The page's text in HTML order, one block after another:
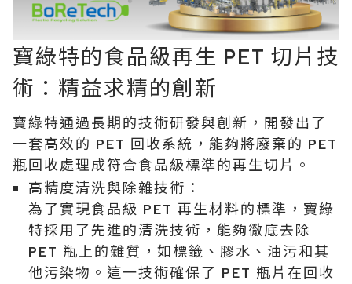
寶綠特的食品級再生 PET 切片技
術：精益求精的創新
寶綠特通過長期的技術研發與創新，開發出了
一套高效的 PET 回收系統，能夠將廢棄的 PET
瓶回收處理成符合食品級標準的再生切片。
高精度清洗與除雜技術：
為了實現食品級 PET 再生材料的標準，寶綠
特採用了先進的清洗技術，能夠徹底去除
PET 瓶上的雜質，如標籤、膠水、油污和其
他污染物。這一技術確保了 PET 瓶片在回收